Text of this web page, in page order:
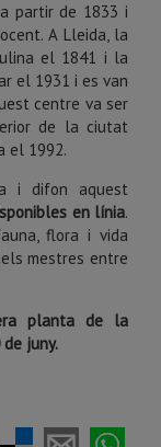
partir de 1833 i
A Lleida, la
el 1841 i la
el 1931 i es van
centre va ser
de la ciutat
el 1992.
i difon aquest
en línia.
flora i vida
mestres entre
planta de la
juny.